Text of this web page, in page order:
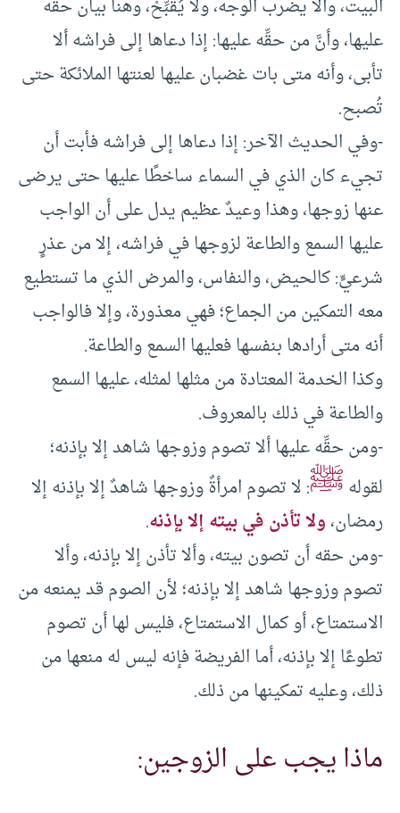
البيت، وألا يضرب الوجه، ولا يُقَبِّحْ، وهنا بيان حقّه
عليها، وأنَّ من حقِّه عليها: إذا دعاها إلى فراشه ألا
تأبى، وأنه متى بات غضبان عليها لعنتها الملائكة حتى
تُصبح.
-وفي الحديث الآخر: إذا دعاها إلى فراشه فأبت أن
تجيء كان الذي في السماء ساخطًا عليها حتى يرضى
عنها زوجها، وهذا وعيدٌ عظيم يدل على أن الواجب
عليها السمع والطاعة لزوجها في فراشه، إلا من عذرٍ
شرعيٍّ: كالحيض، والنفاس، والمرض الذي ما تستطيع
معه التمكين من الجماع؛ فهي معذورة، وإلا فالواجب
أنه متى أرادها بنفسها فعليها السمع والطاعة.
وكذا الخدمة المعتادة من مثلها لمثله، عليها السمع
والطاعة في ذلك بالمعروف.
-ومن حقِّه عليها ألا تصوم وزوجها شاهد إلا بإذنه؛
لقولهﷺ: لا تصوم امرأةٌ وزوجها شاهدٌ إلا بإذنه إلا
رمضان،ولا تأذن في بيته إلا بإذنه.
-ومن حقه أن تصون بيته، وألا تأذن إلا بإذنه، وألا
تصوم وزوجها شاهد إلا بإذنه؛ لأن الصوم قد يمنعه من
الاستمتاع، أو كمال الاستمتاع، فليس لها أن تصوم
تطوعًا إلا بإذنه، أما الفريضة فإنه ليس له منعها من
ذلك، وعليه تمكينها من ذلك.
ماذا يجب على الزوجين: